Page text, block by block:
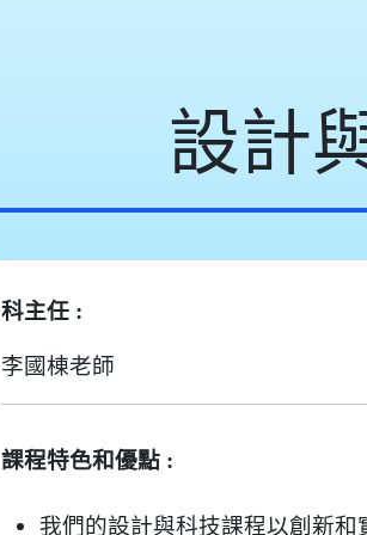
設計
科主任 :
李國棟老師
課程特色和優點 :
我們的設計與科技課程以創新